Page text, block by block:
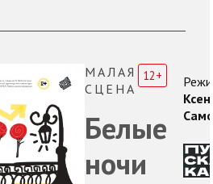
МАЛАЯ
СЦЕНА
Белые
ночи
12+